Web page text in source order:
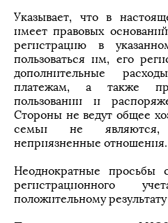
Указывает, что в
имеет правовых
регистрацию в
пользоваться им, его
дополнительные
платежам, а также
пользовании и
Стороны не ведут общее
семьи не
неприязненные отношения.
Неоднократные просьбы
регистрационного
положительному